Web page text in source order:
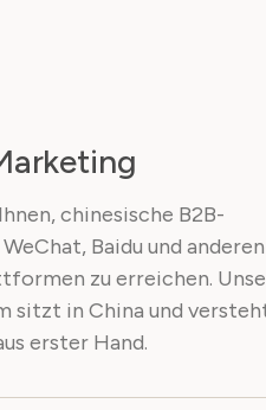
chinesische B2B-
Baidu und anderen
zu erreichen.
sitzt in China und
erster Hand.